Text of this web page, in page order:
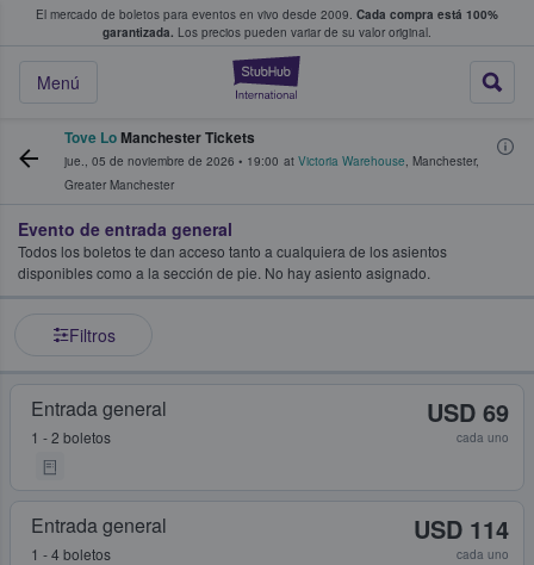
El mercado de boletos para eventos en vivo desde 2009. Cada compra está 100%
garantizada. Los precios pueden variar de su valor original.
StubHub: donde
Menú
fans compran y venden boletos
Tove LoManchester Tickets
jue., 05 de noviembre de 2026 • 19:00 at Victoria Warehouse, Manchester,
Greater Manchester
Evento de entrada general
Todos los boletos te dan acceso tanto a cualquiera de los asientos
disponibles como a la sección de pie. No hay asiento asignado.
Filtros
Entrada general
1 - 2 boletos
USD 69
cada uno
Entrada general
1 - 4 boletos
USD 114
cada uno